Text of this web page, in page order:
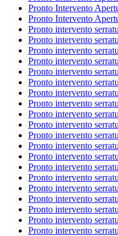
Pronto Intervento
Pronto Intervento
Pronto intervento
Pronto intervento
Pronto intervento
Pronto intervento
Pronto intervento
Pronto intervento
Pronto intervento
Pronto intervento
Pronto intervento
Pronto intervento
Pronto intervento
Pronto intervento
Pronto intervento
Pronto intervento
Pronto intervento
Pronto intervento
Pronto intervento
Pronto intervento
Pronto intervento
Pronto intervento